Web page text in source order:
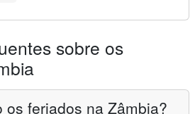
sobre os
os feriados na Zâmbia?